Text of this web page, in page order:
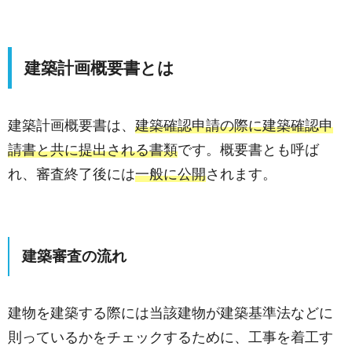
建築計画概要書とは
建築計画概要書は、 建築確認申請の際に建築確認申
請書と共に提出される書類です。概要書とも呼ば
れ、審査終了後には一般に公開されます。
建築審査の流れ
建物を建築する際には当該建物が建築基準法などに
則っているかをチェックするために、工事を着工す